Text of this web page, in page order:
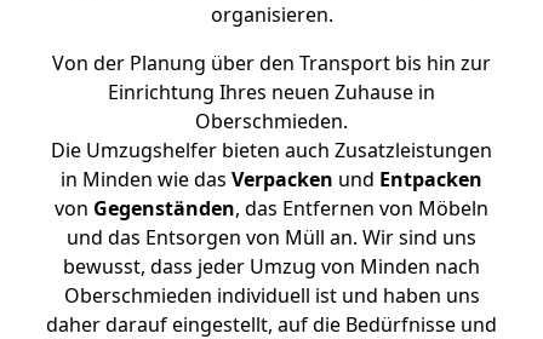
organisieren.
Von der Planung über den Transport bis hin zur
Einrichtung Ihres neuen Zuhause in
Oberschmieden.
Die Umzugshelfer bieten auch Zusatzleistungen
in Minden wie das Verpacken und Entpacken
von Gegenständen, das Entfernen von Möbeln
und das Entsorgen von Müll an. Wir sind uns
bewusst, dass jeder Umzug von Minden nach
Oberschmieden individuell ist und haben uns
daher darauf eingestellt, auf die Bedürfnisse und